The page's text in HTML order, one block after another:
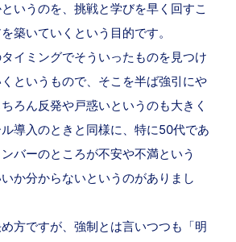
いうのを、挑戦と学びを早く回すこ
築いていくという目的です。
イミングでそういったものを見つけ
というもので、そこを半ば強引にや
ろん反発や戸惑いというのも大きく
導入のときと同様に、特に50代であ
バーのところが不安や不満という
か分からないというのがありまし
方ですが、強制とは言いつつも「明